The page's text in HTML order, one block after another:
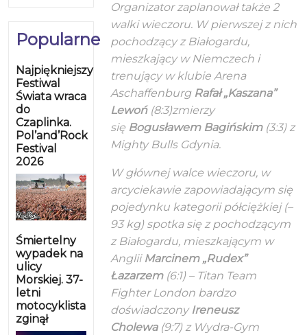
Popularne
Najpiękniejszy
Festiwal
Świata wraca
do
Czaplinka.
Pol’and’Rock
Festival
2026
Śmiertelny
wypadek na
ulicy
Morskiej. 37-
letni
motocyklista
zginął
Organizator zaplanował także 2
walki wieczoru. W pierwszej z nich
pochodzący z Białogardu,
mieszkający w Niemczech i
trenujący w klubie Arena
Aschaffenburg Rafał „Kaszana”
Lewoń(8:3)zmierzy
się Bogusławem Bagińskim(3:3) z
Mighty Bulls Gdynia.
W głównej walce wieczoru, w
arcyciekawie zapowiadającym się
pojedynku kategorii półciężkiej (–
93 kg) spotka się z pochodzącym
z Białogardu, mieszkającym w
Anglii Marcinem „Rudex”
Łazarzem(6:1) – Titan Team
Fighter London bardzo
doświadczony Ireneusz
Cholewa(9:7) z Wydra-Gym